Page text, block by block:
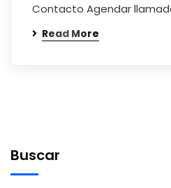
Contacto Agendar
Read More
Buscar